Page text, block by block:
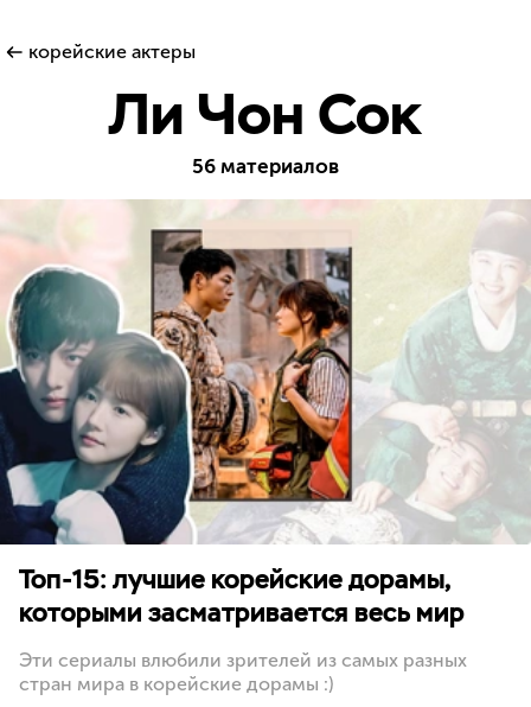
корейские актеры
Ли Чон Сок
56 материалов
Топ-15: лучшие корейские дорамы,
которыми засматривается весь мир
Эти сериалы влюбили зрителей из самых разных
стран мира в корейские дорамы :)